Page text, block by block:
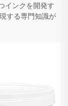
インクを開発す
する専門知識が